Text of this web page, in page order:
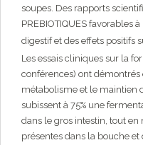
soupes. Des rapports
PREBIOTIQUES favorables
digestif et des effets positifs
Les essais cliniques sur la
conférences) ont
métabolisme et le maintien
subissent à 75% une
dans le gros intestin, tout en
présentes dans la bouche et